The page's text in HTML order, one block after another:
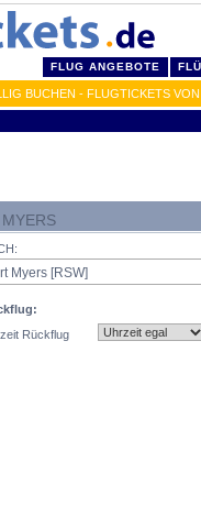
FLUG ANGEBOTE
BUCHEN - FLUGTICKETS
Rückflug